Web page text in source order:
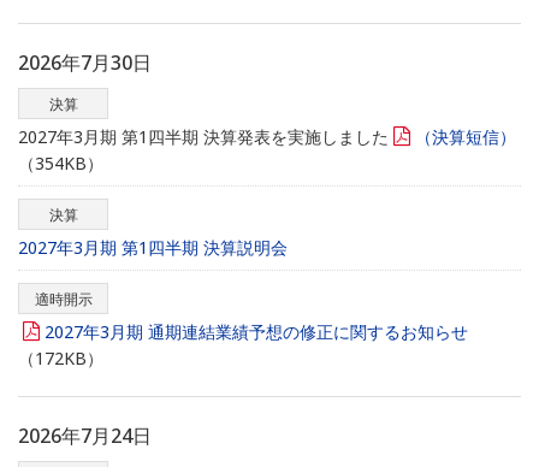
2026年7月30日
決算
2027年3月期 第1四半期 決算発表を実施しました
（決算短信）
（354KB）
決算
2027年3月期 第1四半期 決算説明会
適時開示
2027年3月期 通期連結業績予想の修正に関するお知らせ
（172KB）
2026年7月24日